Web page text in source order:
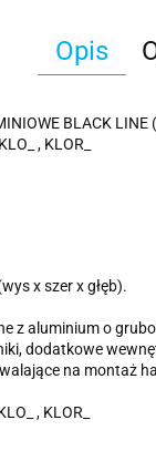
Opis
BLACK LINE
, KLOR_
x szer x głęb).
z aluminium o
dodatkowe
na montaż
, KLOR_